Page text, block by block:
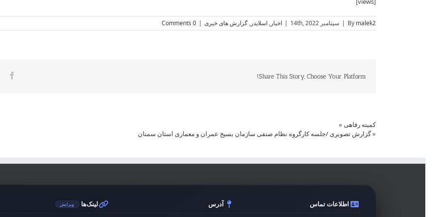
By malek2
| سپتامبر 14th, 2022 | اخبار, اسلایدر, گزارش های خبری |
0 Comments
Share This Story, Choose Your Platform!
کمیته رفاهی »
«گزارش تصویری /جلسه کارگروه نظام صنفی سازمان بسیج عمران و معماری استان سمنان
اطلاعات تماس آدرس لینک‌ها ویرایش